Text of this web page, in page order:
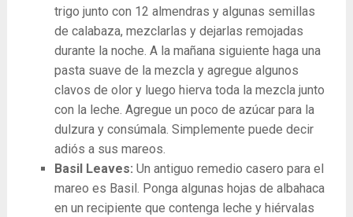
trigo junto con 12 almendras y algunas semillas
de calabaza, mezclarlas y dejarlas remojadas
durante la noche. A la mañana siguiente haga una
pasta suave de la mezcla y agregue algunos
clavos de olor y luego hierva toda la mezcla junto
con la leche. Agregue un poco de azúcar para la
dulzura y consúmala. Simplemente puede decir
adiós a sus mareos.
Basil Leaves: Un antiguo remedio casero para el
mareo es Basil. Ponga algunas hojas de albahaca
en un recipiente que contenga leche y hiérvalas